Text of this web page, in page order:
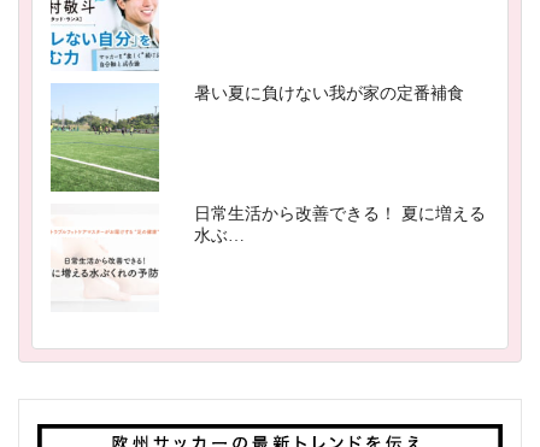
暑い夏に負けない我が家の定番補食
日常生活から改善できる！ 夏に増える
水ぶ…